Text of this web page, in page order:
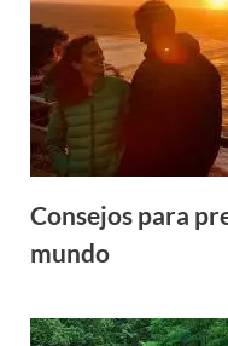
Consejos para
mundo